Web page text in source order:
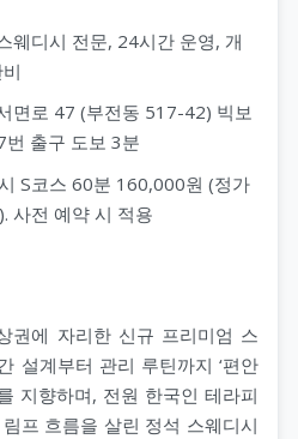
웨디시 전문, 24시간 운영, 개
면로 47 (부전동 517-42) 빅보
출구 도보 3분
S코스 60분 160,000원 (정가
사전 예약 시 적용
권에 자리한 신규 프리미엄 스
설계부터 관리 루틴까지 ‘편안
지향하며, 전원 한국인 테라피
프 흐름을 살린 정석 스웨디시